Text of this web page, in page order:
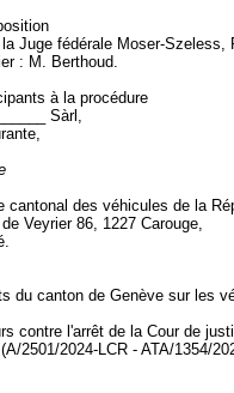
la Juge fédérale Moser-Szeless,
: M. Berthoud.
à la procédure
Sàrl,
cantonal des véhicules de la
Veyrier 86, 1227 Carouge,
du canton de Genève sur les
contre l'arrêt de la Cour de
2501/2024-LCR - ATA/1354/